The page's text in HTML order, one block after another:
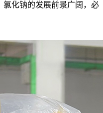
氯化钠的发展前景广阔，必